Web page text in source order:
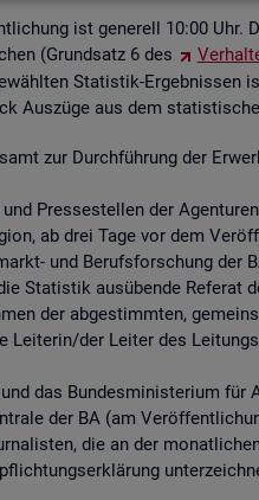
ist ge­ne­rell 10:00
(Grund­satz 6 des
Sta­tis­tik-Er­geb­nis­sen
Aus­zü­ge aus dem
zur Durch­füh­rung der
Pres­se­stel­len der
ab drei Tage vor dem
und Be­rufs­for­schung der
Sta­tis­tik aus­üben­de
der ab­ge­stimm­ten,
Lei­te­rin/der Lei­ter des
das Bun­des­mi­nis­te­ri­um
der BA (am
die an der